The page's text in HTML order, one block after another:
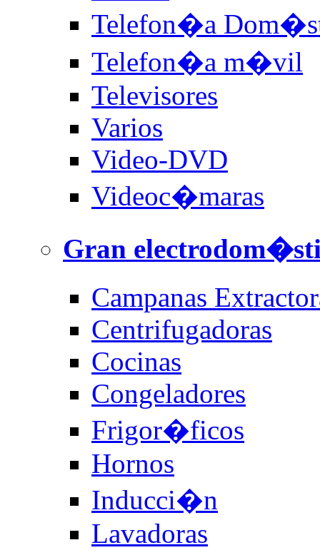
Telefon�a
Telefon�a m�vil
Televisores
Varios
Video-DVD
Videoc�maras
Gran
Campanas
Centrifugadoras
Cocinas
Congeladores
Frigor�ficos
Hornos
Inducci�n
Lavadoras